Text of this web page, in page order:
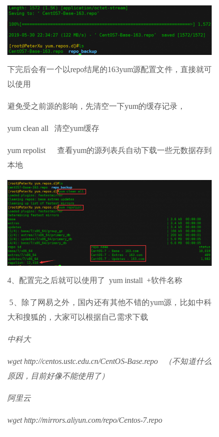
下完后会有一个以repo结尾的163yum源配置文件，直接就可
以使用
避免受之前源的影响，先清空一下yum的缓存记录，
yum clean all 清空yum缓存
yum repolist 查看yum的源列表兵自动下载一些元数据存到
本地
4、配置完之后就可以使用了 yum install +软件名称
5、除了网易之外，国内还有其他不错的yum源，比如中科
大和搜狐的，大家可以根据自己需求下载
中科大
wget http://centos.ustc.edu.cn/CentOS-Base.repo （不知道什么
原因，目前好像不能使用了）
阿里云
wget http://mirrors.aliyun.com/repo/Centos-7.repo